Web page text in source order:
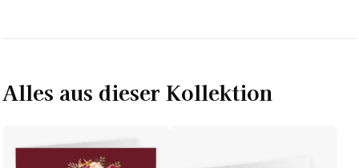
Alles aus dieser Kollektion